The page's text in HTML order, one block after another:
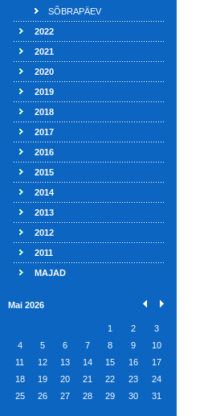
SÕBRAPÄEV
2022
2021
2020
2019
2018
2017
2016
2015
2014
2013
2012
2011
MAJAD
Mai 2026
1 2
3
4
5 6 7 8 9
10
11
12 13 14 15 16
17
18
19 20 21 22 23
24
25
26 27 28 29 30 31